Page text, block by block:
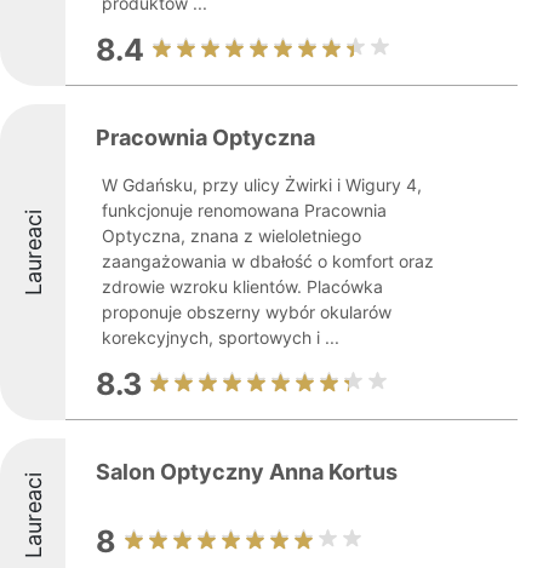
8.4
Laureaci
Pracownia Optyczna
W Gdańsku, przy ulicy Żwirki i Wigury 4,
funkcjonuje renomowana Pracownia
Optyczna, znana z wieloletniego
zaangażowania w dbałość o komfort oraz
zdrowie wzroku klientów. Placówka
proponuje obszerny wybór okularów
korekcyjnych, sportowych i ...
8.3
Laureaci Salon Optyczny Anna Kortus
8